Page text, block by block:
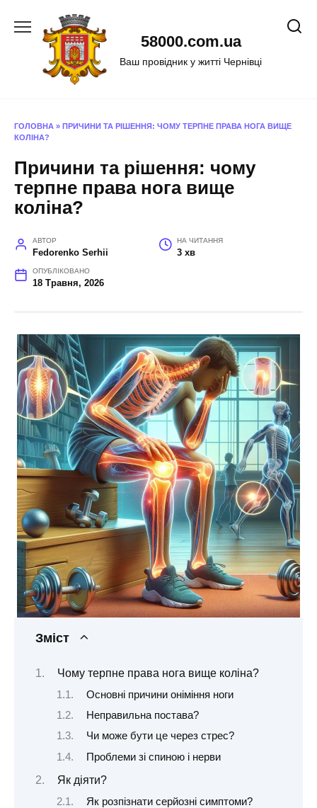
58000.com.ua
Ваш провідник у житті Чернівці
ГОЛОВНА » ПРИЧИНИ ТА РІШЕННЯ: ЧОМУ ТЕРПНЕ ПРАВА НОГА ВИЩЕ
КОЛІНА?
Причини та рішення: чому
терпне права нога вище
коліна?
АВТОР
Fedorenko Serhii
НА ЧИТАННЯ
3 хв
ОПУБЛІКОВАНО
18 Травня, 2026
Зміст
Чому терпне права нога вище коліна?
Основні причини оніміння ноги
Неправильна постава?
Чи може бути це через стрес?
Проблеми зі спиною і нерви
Як діяти?
Як розпізнати серйозні симптоми?